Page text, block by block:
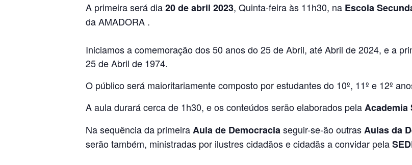
A primeira será dia20 de abril 2023, Quinta-feira às 11h30, na Escola
da AMADORA .
Iniciamos a comemoração dos 50 anos do 25 de Abril, até Abril de 2024, e a
25 de Abril de 1974.
O público será maioritariamente composto por estudantes do 10º, 11º e 12º
A aula durará cerca de 1h30, e os conteúdos serão elaborados pelaAcademia
Na sequência da primeiraAula de Democraciaseguir-se-ão outrasAulas da
serão também, ministradas por ilustres cidadãos e cidadãs a convidar pela